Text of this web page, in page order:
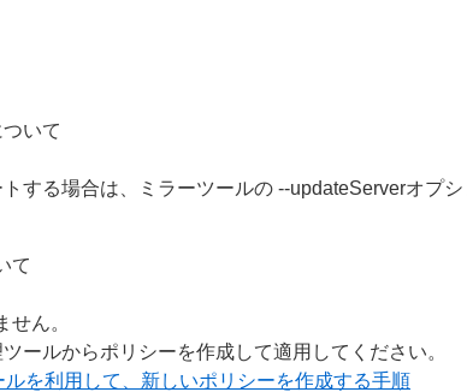
いて
する場合は、ミラーツールの --updateServerオプ
て
ん。
ールからポリシーを作成して適用してください。
を利用して、新しいポリシーを作成する手順